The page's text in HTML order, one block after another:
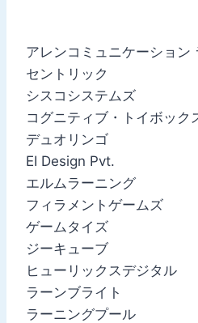
アレンコミュニケーション
セントリック
シスコシステムズ
コグニティブ・トイボック
デュオリンゴ
EI Design Pvt.
エルムラーニング
フィラメントゲームズ
ゲームタイズ
ジーキューブ
ヒューリックスデジタル
ラーンブライト
ラーニングプール